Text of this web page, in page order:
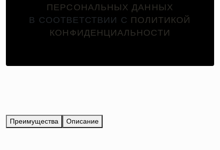
ПЕРСОНАЛЬНЫХ ДАННЫХ
В СООТВЕТСТВИИ С ПОЛИТИКОЙ
КОНФИДЕНЦИАЛЬНОСТИ
Преимущества Описание